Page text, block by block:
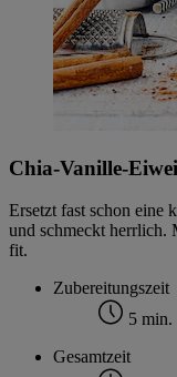
Chia-Vanille-
Ersetzt fast schon eine
und schmeckt
fit.
Zubereitungszeit
5 min.
Gesamtzeit